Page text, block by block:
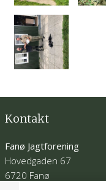
Kontakt
Fanø Jagtforening
Hovedgaden 67
6720 Fanø